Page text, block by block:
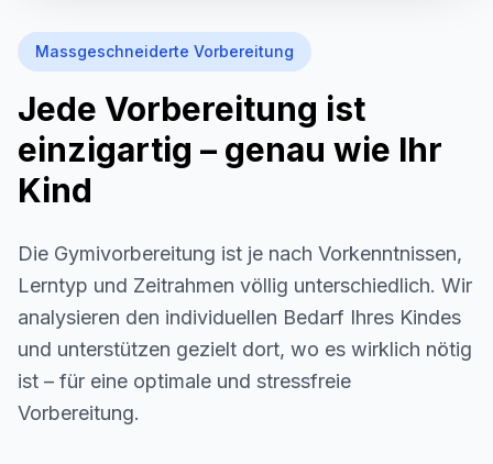
Massgeschneiderte Vorbereitung
Jede Vorbereitung ist
einzigartig – genau wie Ihr
Kind
Die Gymivorbereitung ist je nach Vorkenntnissen,
Lerntyp und Zeitrahmen völlig unterschiedlich. Wir
analysieren den individuellen Bedarf Ihres Kindes
und unterstützen gezielt dort, wo es wirklich nötig
ist – für eine optimale und stressfreie
Vorbereitung.